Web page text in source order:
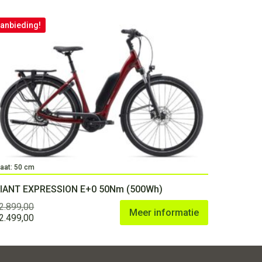
50 cm
EXPRESSION E+0 50Nm (500Wh)
Huidige
Meer informatie